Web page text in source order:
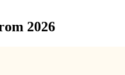
2026